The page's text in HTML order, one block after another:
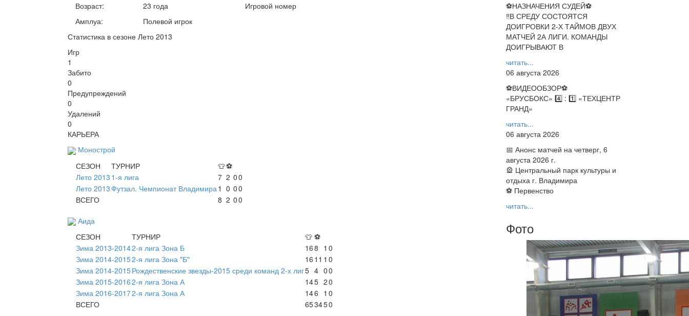
Возраст:
Амплуа:
23 года
Полевой игрок
Игровой номер
Статистика в сезоне Лето 2013
Игр
1
Забито
0
Предупреждений
0
Удалений
0
КАРЬЕРА
Монострой
СЕЗОН
ТУРНИР 👕⚽
Лето 2013 1-я лига 7 2 00
Лето 2013Футзал. Чемпионат Владимира 1 0 00
ВСЕГО
8 2 00
Аида
СЕЗОН
ТУРНИР 👕 ⚽
Зима 2013-20142-я лига Зона Б 168 1 0
Зима 2014-20152-я лига Зона "Б" 16 11 1 0
Зима 2014-2015Рождественские звезды-2015 среди команд 2-х лиг5 4 00
Зима 2015-20162-я лига Зона А 145 20
Зима 2016-20172-я лига Зона А 146 1 0
ВСЕГО
653450
⚽НАЗНАЧЕНИЯ СУДЕЙ⚽
‼В СРЕДУ СОСТОЯТСЯ
ДОИГРОВКИ 2-Х ТАЙМОВ ДВУХ
МАТЧЕЙ 2А ЛИГИ. КОМАНДЫ
ДОИГРЫВАЮТ В
читать...
06 августа 2026
⚽️ВИДЕООБЗОР⚽️
«БРУСБОКС» 4️⃣ : 1️⃣ «ТЕХЦЕНТР
ГРАНД»
читать...
06 августа 2026
📅 Анонс матчей на четверг, 6
августа 2026 г.
🎡 Центральный парк культуры и
отдыха г. Владимира
⚽ Первенство
читать...
Фото